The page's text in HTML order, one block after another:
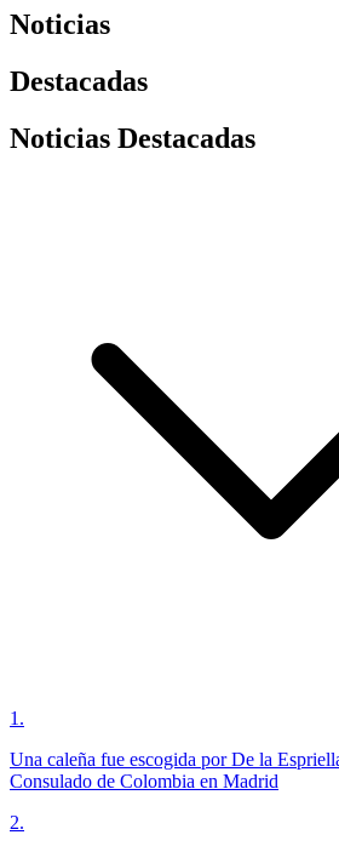
Noticias
Destacadas
Noticias Destacadas
1 .
Una caleña fue escogida por De la
Consulado de Colombia en Madrid
2.